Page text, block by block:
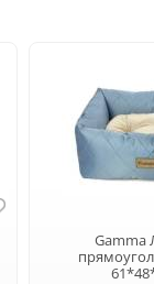
Gamma